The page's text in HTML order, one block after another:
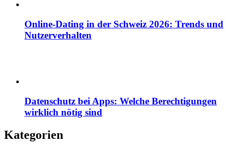
Online-Dating in der Schweiz 2026: Trends und
Nutzerverhalten
Datenschutz bei Apps: Welche Berechtigungen
wirklich nötig sind
Kategorien